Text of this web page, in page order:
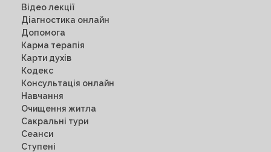
Відео лекції
Діагностика онлайн
Допомога
Карма терапія
Карти духів
Кодекс
Консультація онлайн
Навчання
Очищення житла
Сакральні тури
Сеанси
Ступені